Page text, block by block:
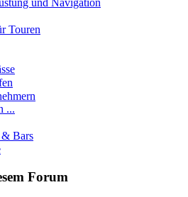
und Navigation
Touren
...
Bars
Forum